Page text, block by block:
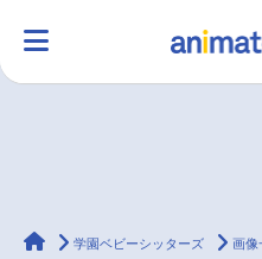
ラジオ みんなの声
animateTimes
学園ベビーシッターズ 画像